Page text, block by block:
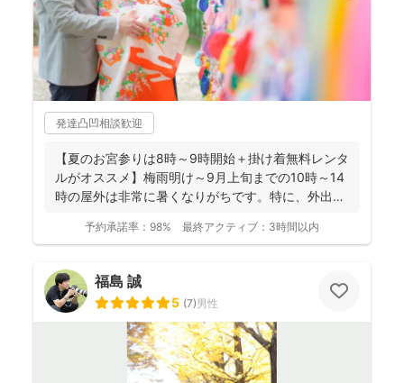
発達凸凹相談歓迎
【夏のお宮参りは8時～9時開始＋掛け着無料レンタ
ルがオススメ】梅雨明け～9月上旬までの10時～14
時の屋外は非常に暑くなりがちです。特に、外出に
予約承諾率： 98% 最終アクティブ： 3時間以内
福島 誠
5 (7)男性